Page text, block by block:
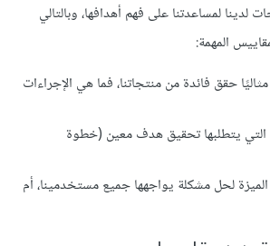
لدينا لمساعدتنا على فهم أهدافها، وبالتالي
المهمة:
مثاليًا حقق فائدة من منتجاتنا، فما هي الإجراءات
يتطلبها تحقيق هدف معين (خطوة
لحل مشكلة يواجهها جميع مستخدمينا، أم